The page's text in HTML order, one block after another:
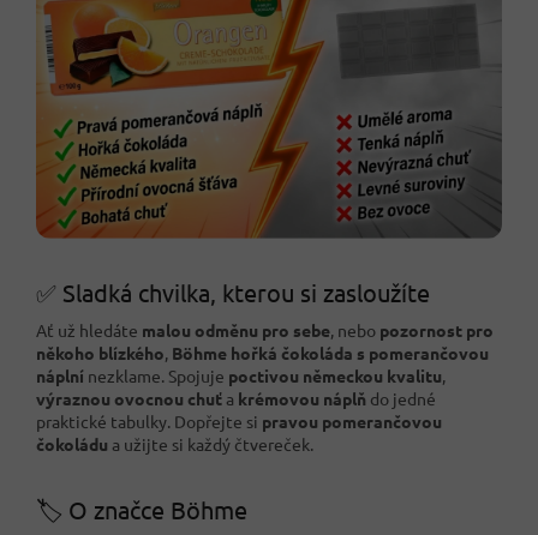
✅ Sladká chvilka, kterou si zasloužíte
Ať už hledáte malou odměnu pro sebe, nebo pozornost pro
někoho blízkého, Böhme hořká čokoláda s pomerančovou
náplní nezklame. Spojuje poctivou německou kvalitu,
výraznou ovocnou chuť a krémovou náplň do jedné
praktické tabulky. Dopřejte si pravou pomerančovou
čokoládu a užijte si každý čtvereček.
🏷️ O značce Böhme